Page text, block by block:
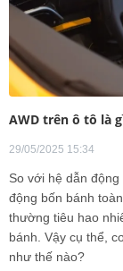
AWD trên ô tô là
29/05/2025 15:34
So với hệ dẫn
động bốn bánh
thường tiêu hao
bánh. Vậy cụ thể,
như thế nào?